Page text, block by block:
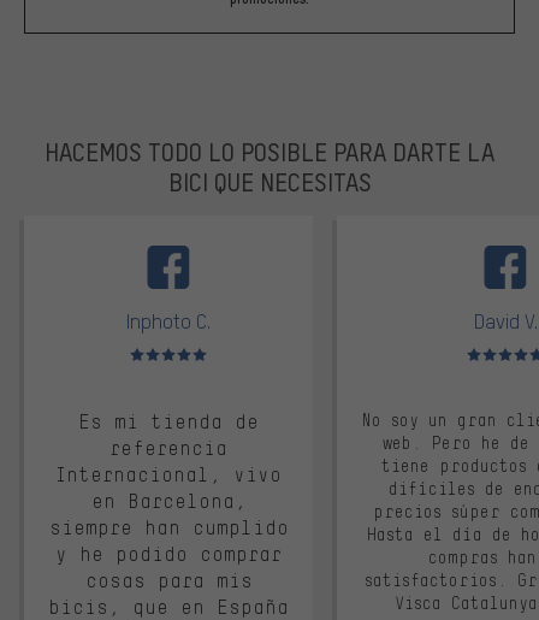
HACEMOS TODO LO POSIBLE PARA DARTE LA
BICI QUE NECESITAS
Inphoto C.
Valoración media: 5 de 5
Es mi tienda de
referencia
Internacional, vivo
en Barcelona,
siempre han cumplido
y he podido comprar
cosas para mis
bicis, que en España
David V.
Valoración
No soy un gran
web. Pero he
tiene productos
difíciles de
precios súper
Hasta el día de
compras
satisfactorios.
Visca